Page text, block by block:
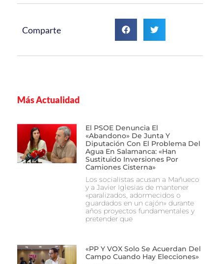
Comparte
Más Actualidad
El PSOE Denuncia El
«abandono» De Junta Y
Diputación Con El Problema Del
Agua En Salamanca: «Han
Sustituido Inversiones Por
Camiones Cisterna»
Los socialistas acusan a Mañueco
y a Javier Iglesias de mantener
«paralizados, adormecidos o
guardados en un cajón» durante
años proyectos fundamentales y
pretender que
«PP Y VOX Solo Se Acuerdan Del
Campo Cuando Hay Elecciones»